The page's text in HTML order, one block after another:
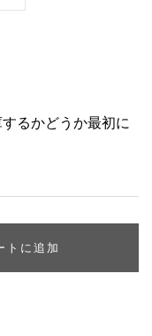
るかどうか最初に
トに追加